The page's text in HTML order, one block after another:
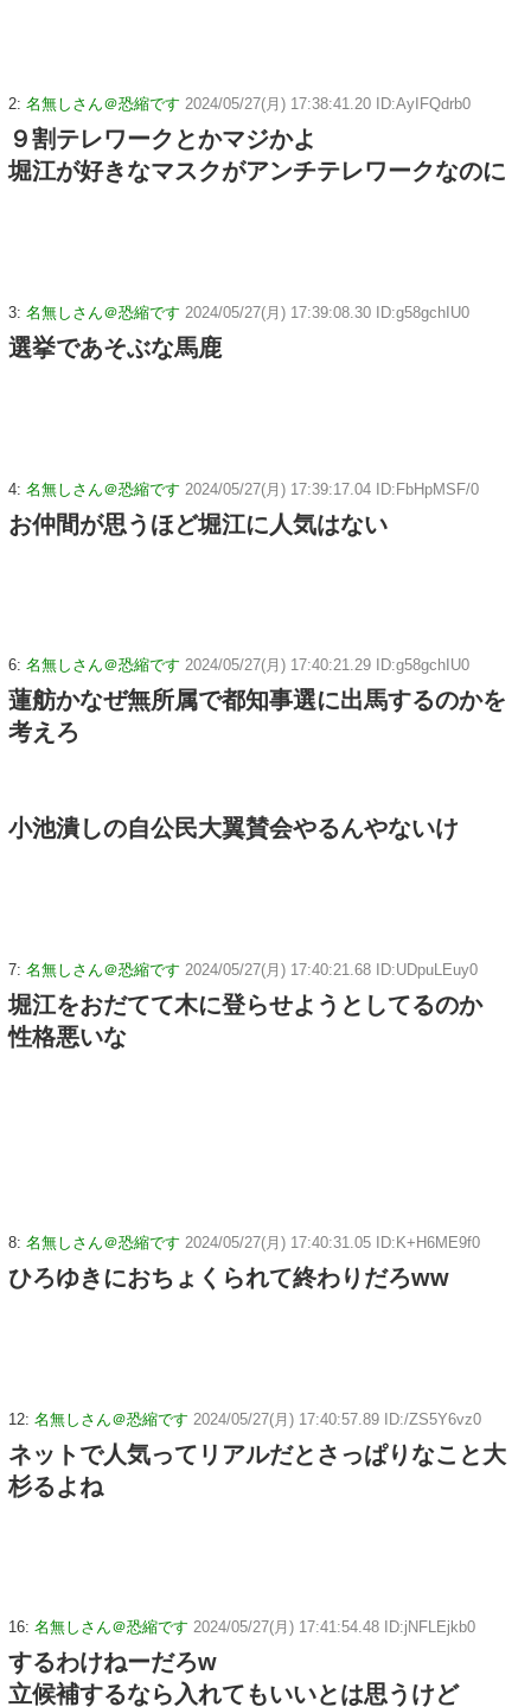
2: 名無しさん＠恐縮です 2024/05/27(月) 17:38:41.20 ID:AyIFQdrb0
９割テレワークとかマジかよ
堀江が好きなマスクがアンチテレワークなのに
3: 名無しさん＠恐縮です 2024/05/27(月) 17:39:08.30 ID:g58gchIU0
選挙であそぶな馬鹿
4: 名無しさん＠恐縮です 2024/05/27(月) 17:39:17.04 ID:FbHpMSF/0
お仲間が思うほど堀江に人気はない
6: 名無しさん＠恐縮です 2024/05/27(月) 17:40:21.29 ID:g58gchIU0
蓮舫かなぜ無所属で都知事選に出馬するのかを
考えろ
小池潰しの自公民大翼賛会やるんやないけ
7: 名無しさん＠恐縮です 2024/05/27(月) 17:40:21.68 ID:UDpuLEuy0
堀江をおだてて木に登らせようとしてるのか
性格悪いな
8: 名無しさん＠恐縮です 2024/05/27(月) 17:40:31.05 ID:K+H6ME9f0
ひろゆきにおちょくられて終わりだろww
12: 名無しさん＠恐縮です 2024/05/27(月) 17:40:57.89 ID:/ZS5Y6vz0
ネットで人気ってリアルだとさっぱりなこと大
杉るよね
16: 名無しさん＠恐縮です 2024/05/27(月) 17:41:54.48 ID:jNFLEjkb0
するわけねーだろw
立候補するなら入れてもいいとは思うけど